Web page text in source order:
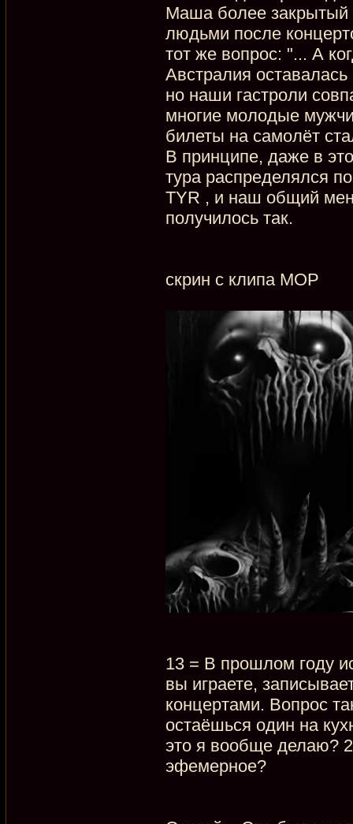
Маша более закрытый
людьми после
тот же вопрос: "... А
Австралия
но наши гастроли
многие молодые
билеты на самолёт
В принципе, даже в
тура распределялся
TYR , и наш общий
получилось так.
скрин с клипа МОР
13 = В прошлом году
вы играете,
концертами. Вопрос
остаёшься один на
это я вообще делаю?
эфемерное?